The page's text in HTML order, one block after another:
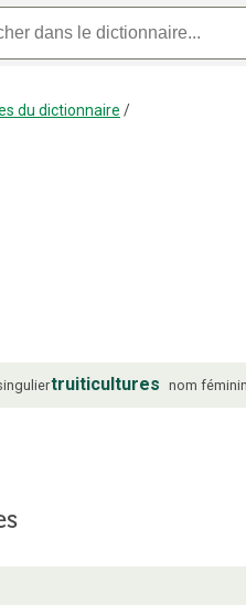
du dictionnaire /
truiticultures nom